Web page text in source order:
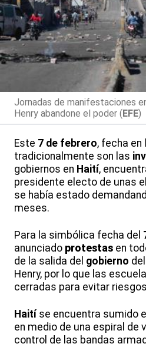
Jornadas de manifestaciones
Henry abandone el poder (EFE)
Este 7 de febrero, fecha en
tradicionalmente son las
gobiernos en Haití,
presidente electo de unas
se había estado
meses.
Para la simbólica fecha del
anunciado protestas en
de la salida del gobierno del
Henry, por lo que las
cerradas para evitar
Haití se encuentra sumido
en medio de una espiral de
control de las bandas